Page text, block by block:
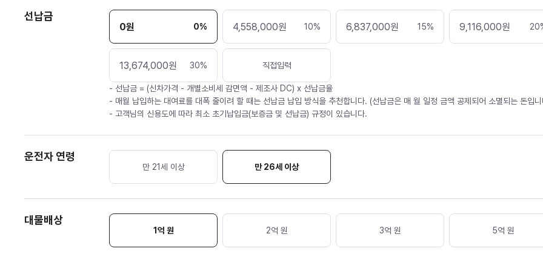
선납금
0원 0% 4,558,000원 10% 6,837,000원 15% 9,116,000원 20
13,674,000원 30% 직접입력
- 선납금 = (신차가격 - 개별소비세 감면액 - 제조사 DC) x 선납금율
- 매월 납입하는 대여료를 대폭 줄이려 할 때는 선납금 납입 방식을 추천합니다. (선납금은 매 월 일정 금액 공제되어 소멸되는 돈입
- 고객님의 신용도에 따라 최소 초기납입금(보증금 및 선납금) 규정이 있습니다.
운전자 연령
만 21세 이상 만 26세 이상
대물배상
1억 원 2억 원 3억 원 5억 원